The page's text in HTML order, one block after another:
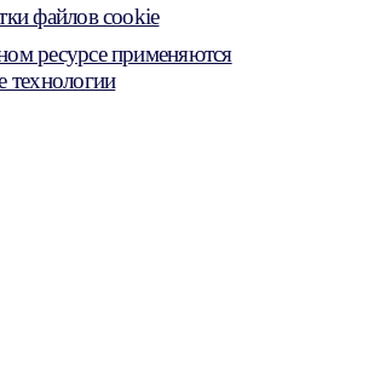
файлов cookie
ресурсе применяются
технологии